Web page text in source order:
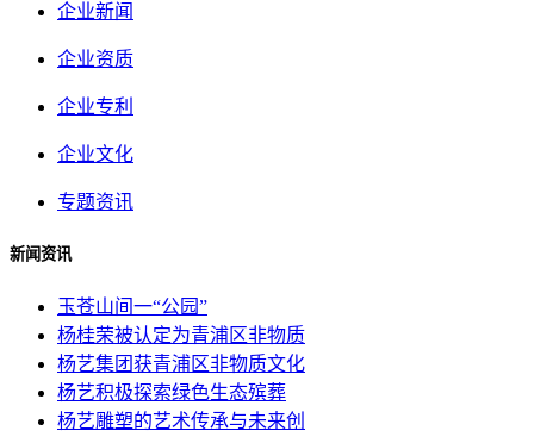
企业新闻
企业资质
企业专利
企业文化
专题资讯
新闻资讯
玉苍山间一“公园”
杨桂荣被认定为青浦区非物质
杨艺集团获青浦区非物质文化
杨艺积极探索绿色生态殡葬
杨艺雕塑的艺术传承与未来创